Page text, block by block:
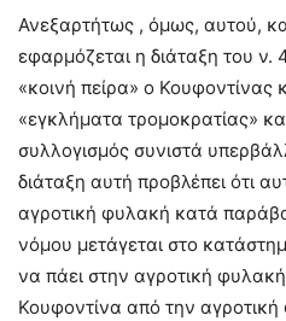
Ανεξαρτήτως , όμως, αυτού,
εφαρμόζεται η διάταξη του
«κοινή πείρα» ο Κουφοντίνας
«εγκλήματα τρομοκρατίας»
συλλογισμός συνιστά
διάταξη αυτή προβλέπει ότι
αγροτική φυλακή κατά
νόμου μετάγεται στο
να πάει στην αγροτική
Κουφοντίνα από την